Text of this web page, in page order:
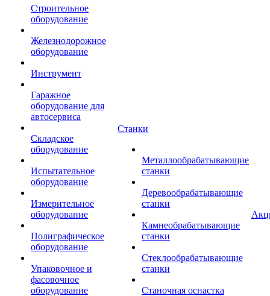
Строительное
оборудование
Железнодорожное
оборудование
Инструмент
Гаражное
оборудование для
автосервиса
Складское
оборудование
Испытательное
оборудование
Измерительное
оборудование
Полиграфическое
оборудование
Упаковочное и
фасовочное
оборудование
Станки
Металлообрабатывающие
станки
Деревообрабатывающие
станки
Камнеобрабатывающие
станки
Стеклообрабатывающие
станки
Станочная оснастка